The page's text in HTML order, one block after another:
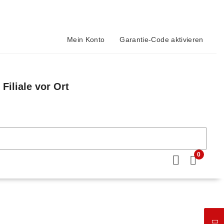
Mein Konto Garantie-Code aktivieren
Filiale vor Ort
0